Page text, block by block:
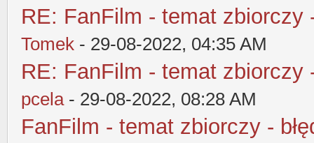
RE: FanFilm - temat zbiorczy
Tomek - 29-08-2022, 04:35 AM
RE: FanFilm - temat zbiorczy
pcela- 29-08-2022, 08:28 AM
FanFilm - temat zbiorczy -